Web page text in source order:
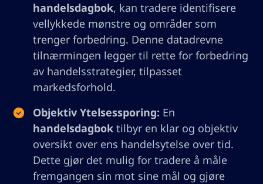
handelsdagbok, kan tradere identifisere
vellykkede mønstre og områder som
trenger forbedring. Denne datadrevne
tilnærmingen legger til rette for forbedring
av handelsstrategier, tilpasset
markedsforhold.
Objektiv Ytelsessporing: En
handelsdagbok tilbyr en klar og objektiv
oversikt over ens handelsytelse over tid.
Dette gjør det mulig for tradere å måle
fremgangen sin mot sine mål og gjøre